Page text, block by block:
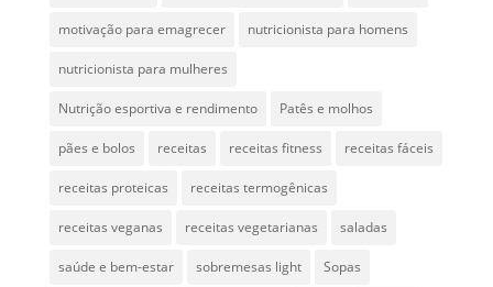
motivação para emagrecer nutricionista para homens
nutricionista para mulheres
Nutrição esportiva e rendimento Patês e molhos
pães e bolos receitas receitas fitness receitas fáceis
receitas proteicas receitas termogênicas
receitas veganas receitas vegetarianas saladas
saúde e bem-estar sobremesas light Sopas